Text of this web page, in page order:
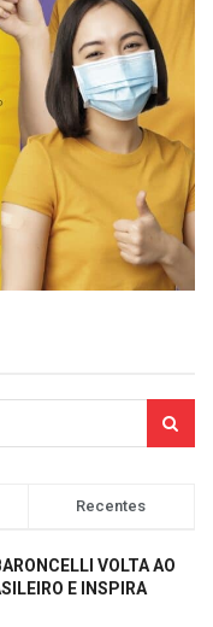
Recentes
VOLTA AO
E INSPIRA